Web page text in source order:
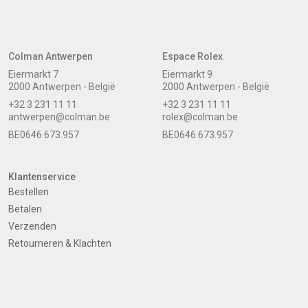
Colman Antwerpen
Eiermarkt 7
2000 Antwerpen - België
+32 3 231 11 11
antwerpen@colman.be
BE0646.673.957
Espace Rolex
Eiermarkt 9
2000 Antwerpen - België
+32 3 231 11 11
rolex@colman.be
BE0646.673.957
Klantenservice
Bestellen
Betalen
Verzenden
Retourneren & Klachten